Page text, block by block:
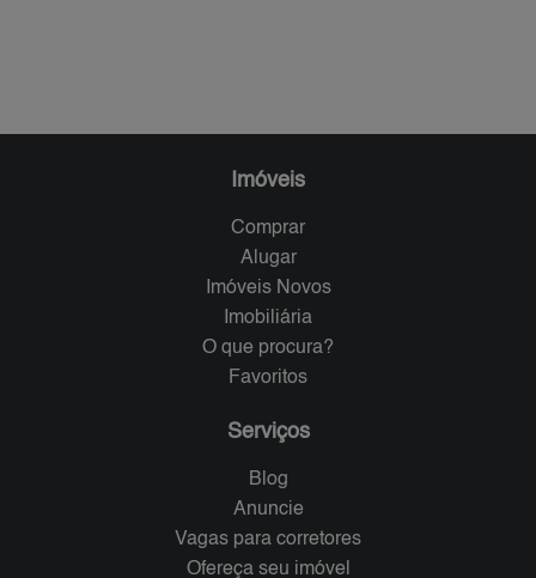
Imóveis
Comprar
Alugar
Imóveis Novos
Imobiliária
O que procura?
Favoritos
Serviços
Blog
Anuncie
Vagas para corretores
Ofereça seu imóvel